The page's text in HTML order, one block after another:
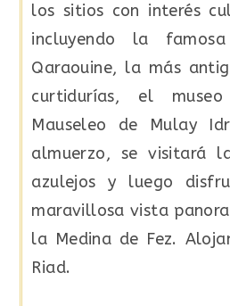
los sitios con interés
incluyendo la
Qaraouine, la más
curtidurías, el
Mauseleo de Mulay
almuerzo, se visitará
azulejos y luego
maravillosa vista
la Medina de Fez.
Riad.